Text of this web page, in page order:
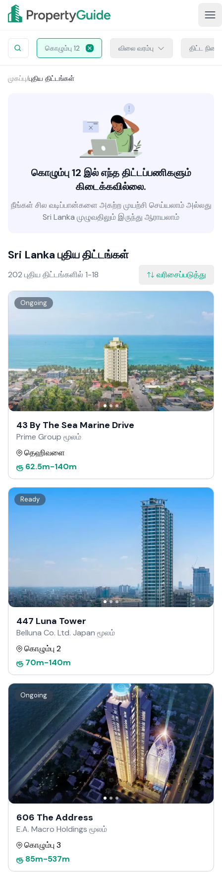
கொழும்பு 12 விலை வரம்பு திட்ட நிலை
முகப்பு/புதிய திட்டங்கள்
கொழும்பு 12 இல் எந்த திட்டப்பணிகளும்
கிடைக்கவில்லை.
நீங்கள் சில வடிப்பான்களை அகற்ற முயற்சி செய்யலாம் அல்லது
Sri Lanka முழுவதிலும் இருந்து ஆராயலாம்
Sri Lanka புதிய திட்டங்கள்
202 புதிய திட்டங்களில் 1-18 வரிசைப்படுத்து
Ongoing
43 By The Sea Marine Drive
Prime Group மூலம்
தெஹிவளை
ரூ 62.5m-140m
Ready
447 Luna Tower
Belluna Co. Ltd. Japan மூலம்
கொழும்பு 2
ரூ 70m-140m
Ongoing
606 The Address
E.A. Macro Holdings மூலம்
கொழும்பு 3
ரூ 85m-537m